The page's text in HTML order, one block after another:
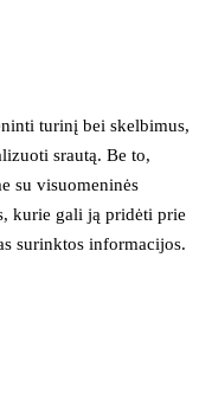
turinį bei skelbimus,
srautą. Be to,
su visuomeninės
kurie gali ją pridėti prie
surinktos informacijos.